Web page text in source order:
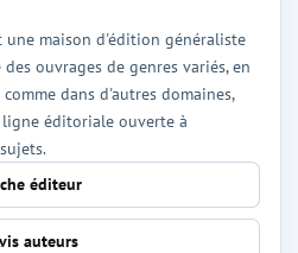
une maison d'édition généraliste
ouvrages de genres variés, en
dans d'autres domaines,
éditoriale ouverte à
éditeur
auteurs